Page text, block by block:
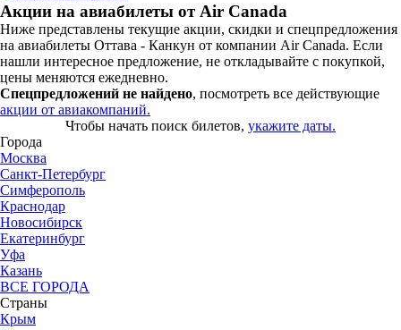
Акции на авиабилеты от Air Canada
Ниже представлены текущие акции, скидки и спецпредложения
на авиабилеты Оттава - Канкун от компании Air Canada. Если
нашли интересное предложение, не откладывайте с покупкой,
цены меняются ежедневно.
Спецпредложений не найдено, посмотреть все действующие
акции от авиакомпаний.
Чтобы начать поиск билетов, укажите даты.
Города
Москва
Санкт-Петербург
Симферополь
Краснодар
Новосибирск
Екатеринбург
Уфа
Казань
ВСЕ ГОРОДА
Страны
Крым